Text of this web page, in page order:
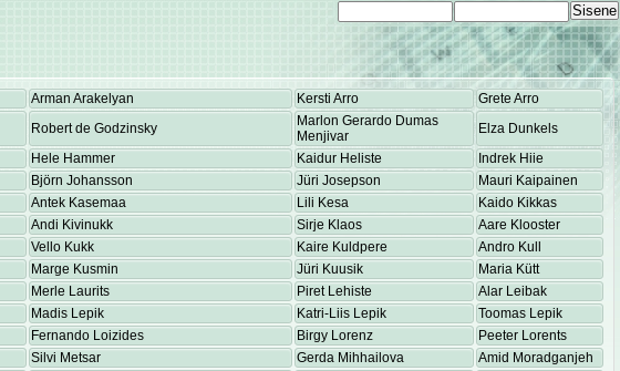
Arman Arakelyan Kersti Arro
Grete Arro
Robert de Godzinsky
Marlon Gerardo Dumas
Menjivar
Elza Dunkels
Hele Hammer Kaidur Heliste
Indrek Hiie
Björn Johansson Jüri Josepson
Mauri Kaipainen
Antek Kasemaa Lili Kesa
Kaido Kikkas
Andi Kivinukk Sirje Klaos
Aare Klooster
Vello Kukk Kaire Kuldpere
Andro Kull
Marge Kusmin Jüri Kuusik
Maria Kütt
Merle Laurits Piret Lehiste
Alar Leibak
Madis Lepik Katri-Liis Lepik
Toomas Lepik
Fernando Loizides Birgy Lorenz
Peeter Lorents
Silvi Metsar Gerda Mihhailova
Amid Moradganjeh